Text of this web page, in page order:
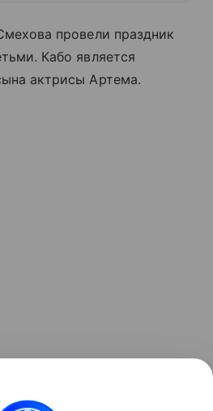
провели праздник
Кабо является
актрисы Артема.